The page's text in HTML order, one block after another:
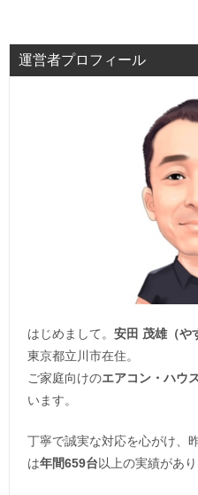
運営者プロフィール
はじめまして。 安田 茂雄（や
東京都立川市在住。
ご家庭向けのエアコン・ハウ
います。
丁寧で誠実な対応を心がけ、
は年間659台以上の実績があり